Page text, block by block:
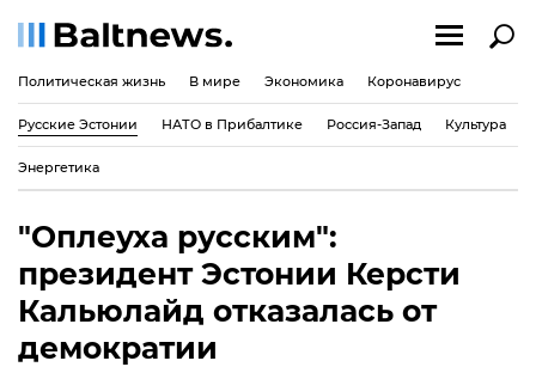
Политическая жизнь В мире Экономика Коронавирус
Русские Эстонии НАТО в Прибалтике Россия-Запад Культура
Энергетика
"Оплеуха русским":
президент Эстонии Керсти
Кальюлайд отказалась от
демократии